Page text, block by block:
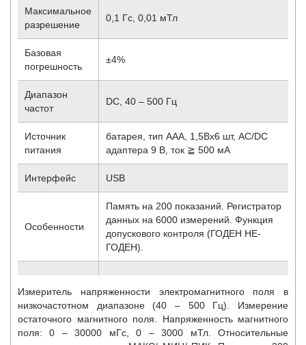
Максимальное
разрешение
0,1 Гс, 0,01 мТл
Базовая
погрешность
±4%
Диапазон
частот
DC, 40 – 500 Гц
Источник
питания
батарея, тип AАА, 1,5Вх6 шт, AC/DC
адаптера 9 В, ток ≧ 500 мА
Интерфейс USB
Особенности
Память на 200 показаний. Регистратор
данных на 6000 измерений. Функция
допускового контроля (ГОДЕН НЕ-
ГОДЕН).
Измеритель напряженности электромагнитного поля в
низкочастотном диапазоне (40 – 500 Гц). Измерение
остаточного магнитного поля. Напряженность магнитного
поля: 0 – 30000 мГс, 0 – 3000 мТл. Относительные